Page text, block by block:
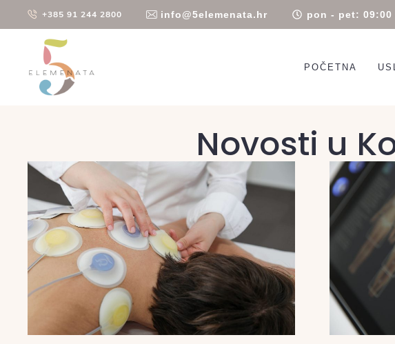
+385 91 244 2800 info@5elemenata.hr pon - pet: 09:00
POČETNA
Novosti u